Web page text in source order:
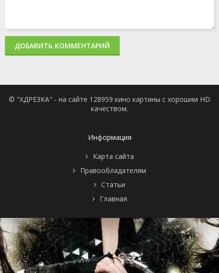
ДОБАВИТЬ КОММЕНТАРИЙ
© "ХДРЕЗКА" - на сайте 128959 кино картины с хорошим HD
качеством.
Информация
Карта сайта
Правообладателям
Статьи
Главная